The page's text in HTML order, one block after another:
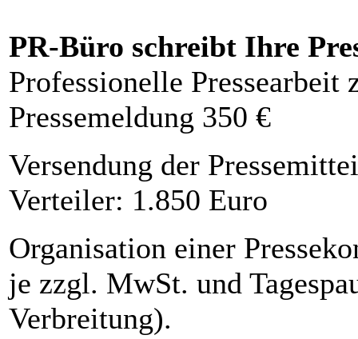
PR-Büro schreibt Ihre
Professionelle Pressearbeit
Pressemeldung 350 €
Versendung der
Verteiler: 1.850 Euro
Organisation einer
je zzgl. MwSt. und
Verbreitung).